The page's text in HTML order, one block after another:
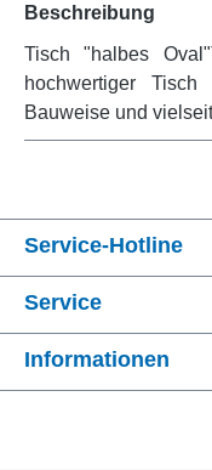
Beschreibung
Tisch "halbes
hochwertiger
Bauweise und
Service-Hotline
Service
Informationen